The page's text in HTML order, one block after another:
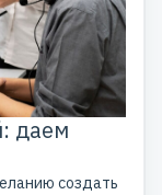
даем
создать